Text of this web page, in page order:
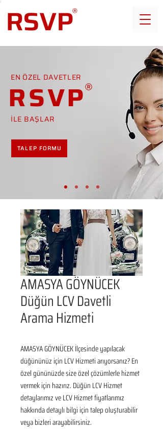
EN ÖZEL DAVETLER
RSVP
İLE BAŞLAR
TALEP FORMU
AMASYA GÖYNÜCEK
Düğün LCV Davetli
Arama Hizmeti
AMASYA GÖYNÜCEK İlçesinde yapılacak
düğününüz için LCV Hizmeti arıyorsanız? En
özel gününüzde size özel çözümlerle hizmet
vermek için hazırız. Düğün LCV Hizmet
detaylarımız ve LCV Hizmet fiyatlarımız
hakkında detaylı bilgi için talep oluşturabilir
veya bizleri arayabilirsiniz.